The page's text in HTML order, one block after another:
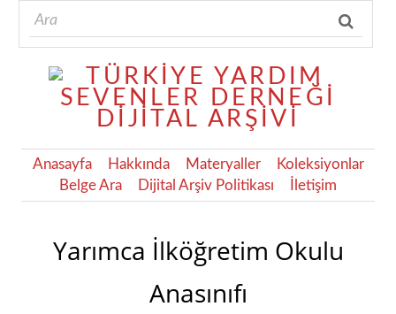
Anasayfa Hakkında Materyaller
Koleksiyonlar
Belge Ara
Dijital Arşiv Politikası İletişim
Yarımca İlköğretim Okulu
Anasınıfı